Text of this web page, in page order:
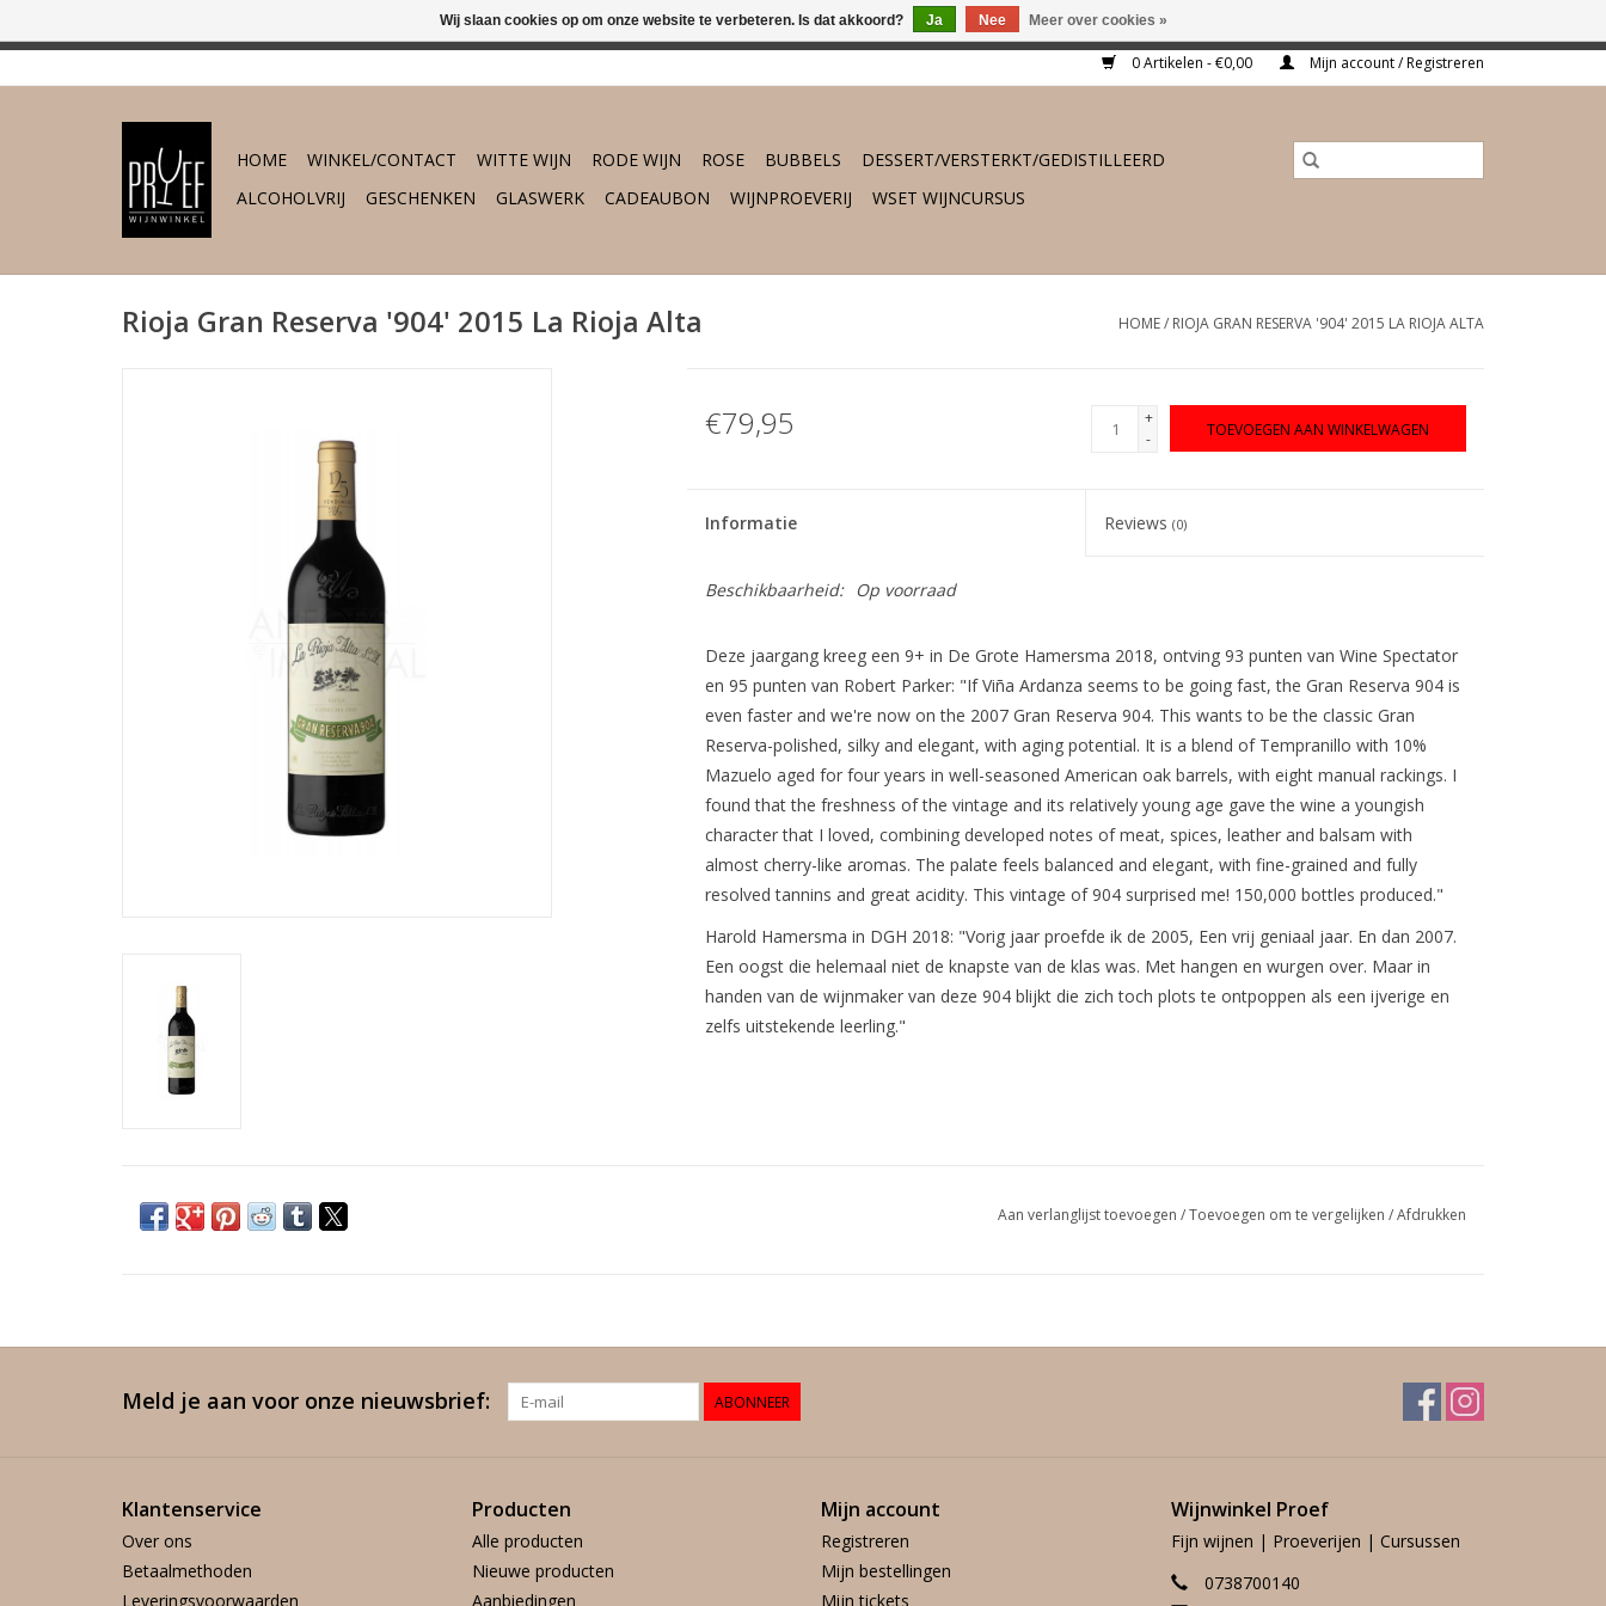
0 Artikelen - €0,00 Mijn account / Registreren
HOME WINKEL/CONTACT WITTE WIJN RODE WIJN ROSE BUBBELS
DESSERT/VERSTERKT/GEDISTILLEERD
ALCOHOLVRIJ
GESCHENKEN GLASWERK CADEAUBON WIJNPROEVERIJ WSET WIJNCURSUS
Rioja Gran Reserva '904' 2015 La Rioja Alta HOME/ RIOJA GRAN RESERVA '904' 2015 LA RIOJA ALTA
€79,95
+
-
TOEVOEGEN AAN WINKELWAGEN
Informatie Reviews(0)
Beschikbaarheid: Op voorraad
Deze jaargang kreeg een 9+ in De Grote Hamersma 2018, ontving 93 punten van Wine Spectator
en 95 punten van Robert Parker: "If Viña Ardanza seems to be going fast, the Gran Reserva 904 is
even faster and we're now on the 2007 Gran Reserva 904. This wants to be the classic Gran
Reserva-polished, silky and elegant, with aging potential. It is a blend of Tempranillo with 10%
Mazuelo aged for four years in well-seasoned American oak barrels, with eight manual rackings. I
found that the freshness of the vintage and its relatively young age gave the wine a youngish
character that I loved, combining developed notes of meat, spices, leather and balsam with
almost cherry-like aromas. The palate feels balanced and elegant, with fine-grained and fully
resolved tannins and great acidity. This vintage of 904 surprised me! 150,000 bottles produced."
Harold Hamersma in DGH 2018: "Vorig jaar proefde ik de 2005, Een vrij geniaal jaar. En dan 2007.
Een oogst die helemaal niet de knapste van de klas was. Met hangen en wurgen over. Maar in
handen van de wijnmaker van deze 904 blijkt die zich toch plots te ontpoppen als een ijverige en
zelfs uitstekende leerling."
Aan verlanglijst toevoegen /Toevoegen om te vergelijken /Afdrukken
Meld je aan voor onze nieuwsbrief: ABONNEER
Klantenservice
Over ons
Betaalmethoden
Leveringsvoorwaarden
Producten
Alle producten
Nieuwe producten
Aanbiedingen
Mijn account
Registreren
Mijn bestellingen
Mijn tickets
Wijnwinkel Proef
Fijn wijnen | Proeverijen | Cursussen
0738700140
Wij slaan cookies op om onze website te verbeteren. Is dat akkoord? Ja Nee Meer over cookies »
In 's-Hertogenbosch vanaf €75,- gratis thuisbezorgd. Daarbuiten gratis verzending vanaf €175,-